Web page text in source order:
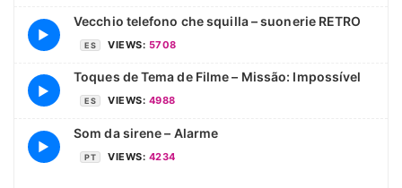
▶
Vecchio telefono che squilla – suonerie RETRO
ES VIEWS: 5708
▶
Toques de Tema de Filme – Missão: Impossível
ES VIEWS: 4988
▶
Som da sirene – Alarme
PT VIEWS: 4234